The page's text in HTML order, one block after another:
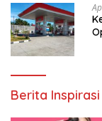
Berita Inspirasi